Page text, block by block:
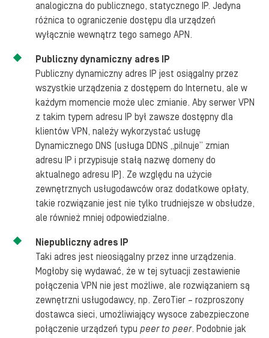
analogiczna do publicznego, statycznego IP. Jedyna
różnica to ograniczenie dostępu dla urządzeń
wyłącznie wewnątrz tego samego APN.
Publiczny dynamiczny adres IP
Publiczny dynamiczny adres IP jest osiągalny przez
wszystkie urządzenia z dostępem do Internetu, ale w
każdym momencie może ulec zmianie. Aby serwer VPN
z takim typem adresu IP był zawsze dostępny dla
klientów VPN, należy wykorzystać usługę
Dynamicznego DNS (usługa DDNS „pilnuje” zmian
adresu IP i przypisuje stałą nazwę domeny do
aktualnego adresu IP). Ze względu na użycie
zewnętrznych usługodawców oraz dodatkowe opłaty,
takie rozwiązanie jest nie tylko trudniejsze w obsłudze,
ale również mniej odpowiedzialne.
Niepubliczny adres IP
Taki adres jest nieosiągalny przez inne urządzenia.
Mogłoby się wydawać, że w tej sytuacji zestawienie
połączenia VPN nie jest możliwe, ale rozwiązaniem są
zewnętrzni usługodawcy, np. ZeroTier – rozproszony
dostawca sieci, umożliwiający wysoce zabezpieczone
połączenie urządzeń typu peer to peer. Podobnie jak